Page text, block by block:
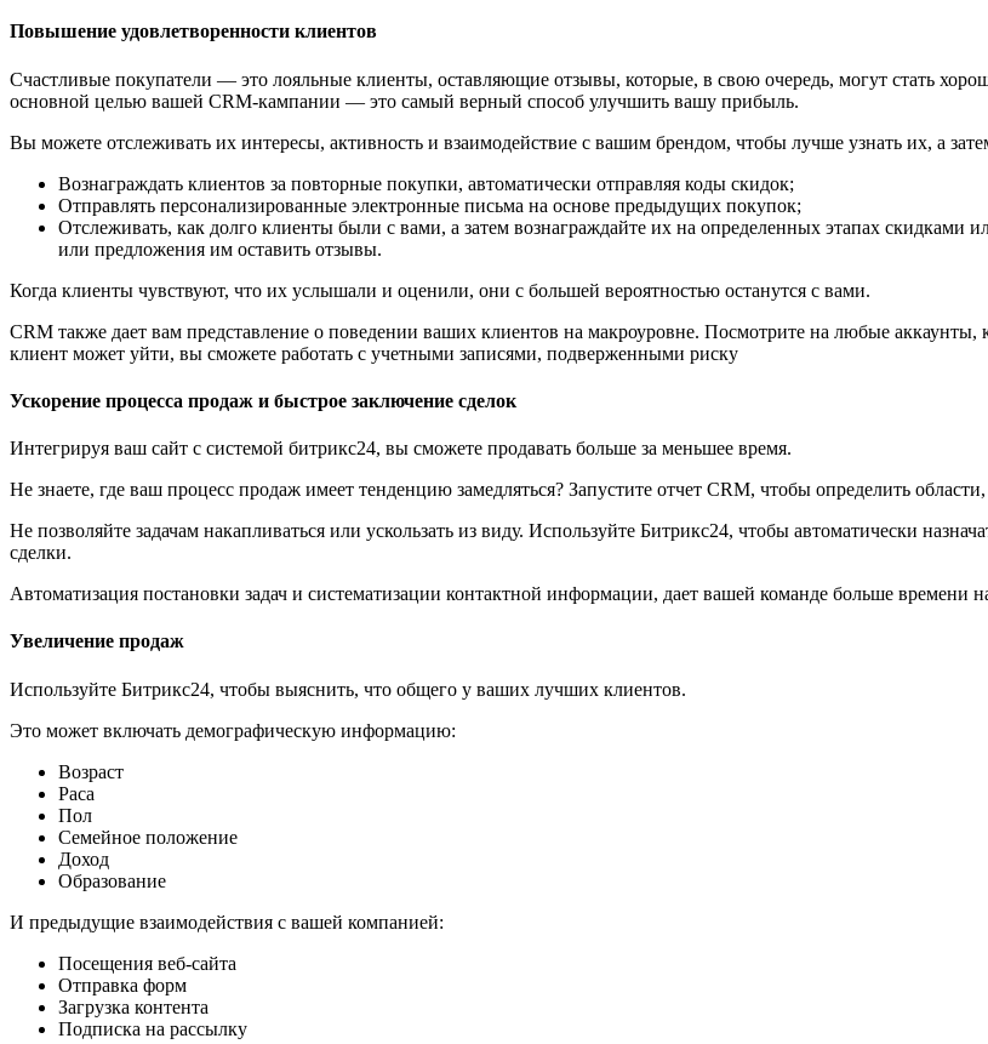
Повышение удовлетворенности клиентов
Счастливые покупатели — это лояльные клиенты, оставляющие отзывы, которые, в свою очередь, могут стать
основной целью вашей CRM-кампании — это самый верный способ улучшить вашу прибыль.
Вы можете отслеживать их интересы, активность и взаимодействие с вашим брендом, чтобы лучше узнать их, а
Вознаграждать клиентов за повторные покупки, автоматически отправляя коды скидок;
Отправлять персонализированные электронные письма на основе предыдущих покупок;
Отслеживать, как долго клиенты были с вами, а затем вознаграждайте их на определенных этапах скидками
или предложения им оставить отзывы.
Когда клиенты чувствуют, что их услышали и оценили, они с большей вероятностью останутся с вами.
CRM также дает вам представление о поведении ваших клиентов на макроуровне. Посмотрите на любые
клиент может уйти, вы сможете работать с учетными записями, подверженными риску
Ускорение процесса продаж и быстрое заключение сделок
Интегрируя ваш сайт с системой битрикс24, вы сможете продавать больше за меньшее время.
Не знаете, где ваш процесс продаж имеет тенденцию замедляться? Запустите отчет CRM, чтобы определить
Не позволяйте задачам накапливаться или ускользать из виду. Используйте Битрикс24, чтобы автоматически
сделки.
Автоматизация постановки задач и систематизации контактной информации, дает вашей команде больше времени
Увеличение продаж
Используйте Битрикс24, чтобы выяснить, что общего у ваших лучших клиентов.
Это может включать демографическую информацию:
Возраст
Раса
Пол
Семейное положение
Доход
Образование
И предыдущие взаимодействия с вашей компанией:
Посещения веб-сайта
Отправка форм
Загрузка контента
Подписка на рассылку